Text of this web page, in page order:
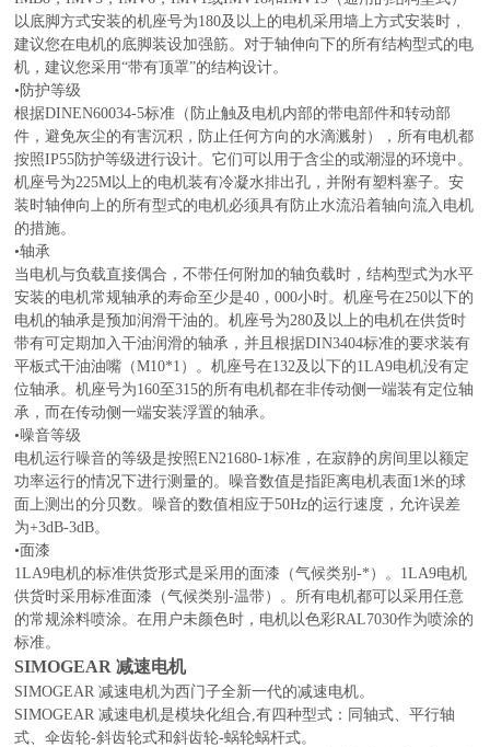
以底脚方式安装的机座号为180及以上的电机采用墙上方式安装时，
建议您在电机的底脚装设加强筋。对于轴伸向下的所有结构型式的电
机，建议您采用“带有顶罩”的结构设计。
•防护等级
根据DINEN60034-5标准（防止触及电机内部的带电部件和转动部
件，避免灰尘的有害沉积，防止任何方向的水滴溅射），所有电机都
按照IP55防护等级进行设计。它们可以用于含尘的或潮湿的环境中。
机座号为225M以上的电机装有冷凝水排出孔，并附有塑料塞子。安
装时轴伸向上的所有型式的电机必须具有防止水流沿着轴向流入电机
的措施。
•轴承
当电机与负载直接偶合，不带任何附加的轴负载时，结构型式为水平
安装的电机常规轴承的寿命至少是40，000小时。机座号在250以下的
电机的轴承是预加润滑干油的。机座号为280及以上的电机在供货时
带有可定期加入干油润滑的轴承，并且根据DIN3404标准的要求装有
平板式干油油嘴（M10*1）。机座号在132及以下的1LA9电机没有定
位轴承。机座号为160至315的所有电机都在非传动侧一端装有定位轴
承，而在传动侧一端安装浮置的轴承。
•噪音等级
电机运行噪音的等级是按照EN21680-1标准，在寂静的房间里以额定
功率运行的情况下进行测量的。噪音数值是指距离电机表面1米的球
面上测出的分贝数。噪音的数值相应于50Hz的运行速度，允许误差
为+3dB-3dB。
•面漆
1LA9电机的标准供货形式是采用的面漆（气候类别-*）。1LA9电机
供货时采用标准面漆（气候类别-温带）。所有电机都可以采用任意
的常规涂料喷涂。在用户未颜色时，电机以色彩RAL7030作为喷涂的
标准。
SIMOGEAR 减速电机
SIMOGEAR 减速电机为西门子全新一代的减速电机。
SIMOGEAR 减速电机是模块化组合,有四种型式：同轴式、平行轴
式、伞齿轮-斜齿轮式和斜齿轮-蜗轮蜗杆式。